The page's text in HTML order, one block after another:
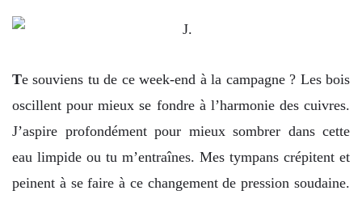
Te souviens tu de ce week-end à la campagne ? Les bois
oscillent pour mieux se fondre à l’harmonie des cuivres.
J’aspire profondément pour mieux sombrer dans cette
eau limpide ou tu m’entraînes. Mes tympans crépitent et
peinent à se faire à ce changement de pression soudaine.